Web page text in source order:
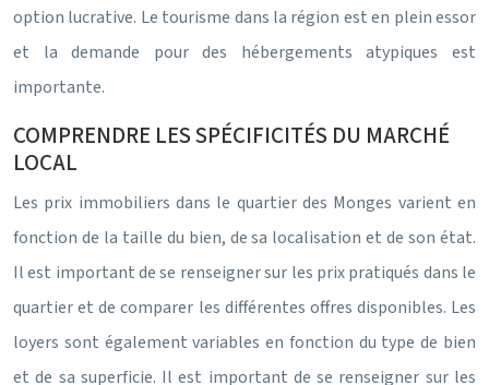
option lucrative. Le tourisme dans la région est en plein essor
et la demande pour des hébergements atypiques est
importante.
COMPRENDRE LES SPÉCIFICITÉS DU MARCHÉ
LOCAL
Les prix immobiliers dans le quartier des Monges varient en
fonction de la taille du bien, de sa localisation et de son état.
Il est important de se renseigner sur les prix pratiqués dans le
quartier et de comparer les différentes offres disponibles. Les
loyers sont également variables en fonction du type de bien
et de sa superficie. Il est important de se renseigner sur les